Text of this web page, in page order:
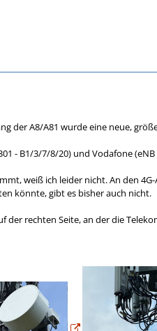
der A8/A81 wurde eine neue,
- B1/3/7/8/20) und Vodafone
weiß ich leider nicht. An den
könnte, gibt es bisher auch nicht.
der rechten Seite, an der die